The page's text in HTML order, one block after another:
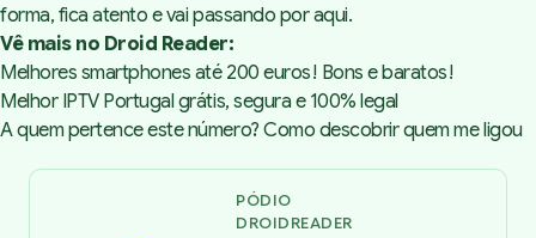
forma, fica atento e vai passando por aqui.
Vê mais no Droid Reader:
Melhores smartphones até 200 euros! Bons e baratos!
Melhor IPTV Portugal grátis, segura e 100% legal
A quem pertence este número? Como descobrir quem me ligou
PÓDIO
DROIDREADER